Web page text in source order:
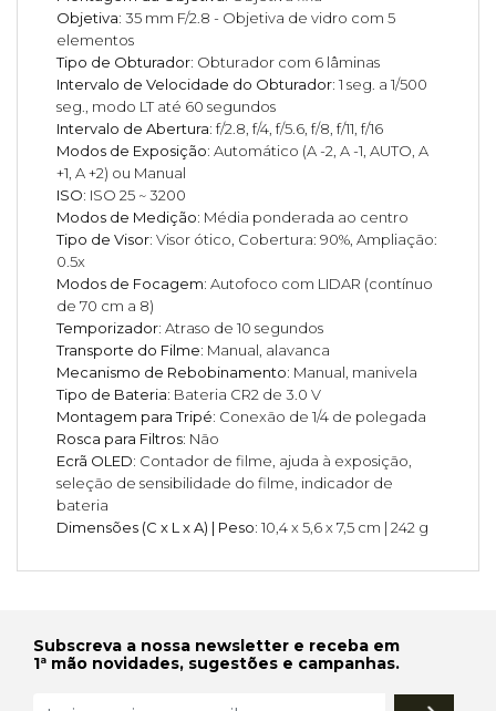
Objetiva: 35 mm F/2.8 - Objetiva de vidro com 5
elementos
Tipo de Obturador: Obturador com 6 lâminas
Intervalo de Velocidade do Obturador: 1 seg. a 1/500
seg., modo LT até 60 segundos
Intervalo de Abertura: f/2.8, f/4, f/5.6, f/8, f/11, f/16
Modos de Exposição: Automático (A -2, A -1, AUTO, A
+1, A +2) ou Manual
ISO: ISO 25 ~ 3200
Modos de Medição: Média ponderada ao centro
Tipo de Visor: Visor ótico, Cobertura: 90%, Ampliação:
0.5x
Modos de Focagem: Autofoco com LIDAR (contínuo
de 70 cm a 8)
Temporizador: Atraso de 10 segundos
Transporte do Filme: Manual, alavanca
Mecanismo de Rebobinamento: Manual, manivela
Tipo de Bateria: Bateria CR2 de 3.0 V
Montagem para Tripé: Conexão de 1/4 de polegada
Rosca para Filtros: Não
Ecrã OLED: Contador de filme, ajuda à exposição,
seleção de sensibilidade do filme, indicador de
bateria
Dimensões (C x L x A) | Peso: 10,4 x 5,6 x 7,5 cm | 242 g
Subscreva a nossa newsletter e receba em
1ª mão novidades, sugestões e campanhas.